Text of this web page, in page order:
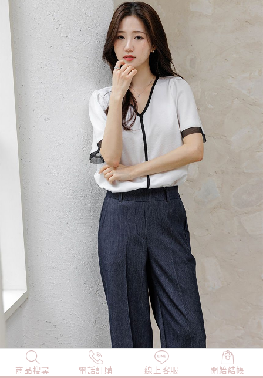
商品搜尋 電話訂購 線上客服 開始結帳
NEW 店長精選 TOP100 小編穿搭